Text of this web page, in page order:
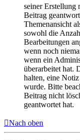
seiner Erstellung
Beitrag
Themenansicht
sowohl die
Bearbeitungen
wenn noch
wenn ein
überarbeitet hat.
halten, eine
wurde. Bitte
Beitrag nicht
geantwortet hat.
Nach oben